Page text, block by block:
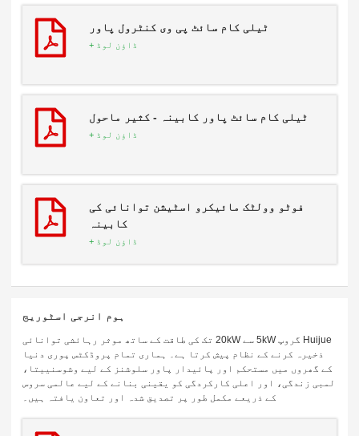
ٹیلی کام سائٹ پی وی کنٹرول پاور
ڈاؤن لوڈ +
ٹیلی کام سائٹ پاور کابینہ - کثیر ماحول
ڈاؤن لوڈ +
فوٹو وولٹک مائیکرو اسٹیشن توانائی کی
کابینہ
ڈاؤن لوڈ +
ہوم انرجی اسٹوریج
Huijue گروپ 5kW سے 20kW تک کی طاقت کے ساتھ موثر رہائشی توانائی
ذخیرہ کرنے کے نظام پیش کرتا ہے۔ ہماری تمام پروڈکٹس پوری دنیا
کے گھروں میں مستحکم اور پائیدار پاور سلوشنز کے لیے وشوسنییتا،
لمبی زندگی، اور اعلی کارکردگی کو یقینی بنانے کے لیے عالمی سروس
کے ذریعے مکمل طور پر تصدیق شدہ اور تعاون یافتہ ہیں۔